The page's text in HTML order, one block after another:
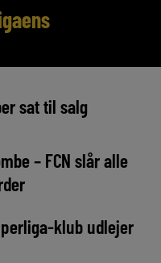
sat til salg
– FCN slår alle
klub udlejer